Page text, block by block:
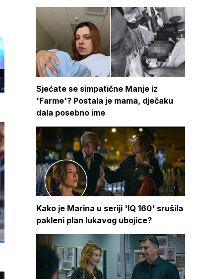
Sjećate se simpatične Manje iz
'Farme'? Postala je mama, dječaku
dala posebno ime
Kako je Marina u seriji 'IQ 160' srušila
pakleni plan lukavog ubojice?